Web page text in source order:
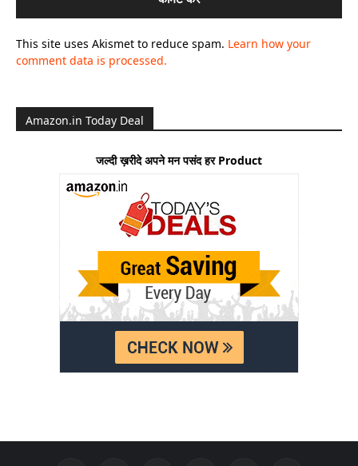
This site uses Akismet to reduce spam. Learn how your
comment data is processed.
Amazon.in Today Deal
जल्दी ख़रीदे अपने मन पसंद हर Product